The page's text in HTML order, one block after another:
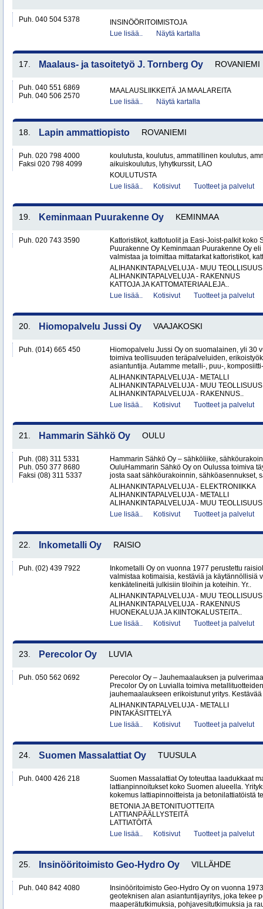
Puh. 040 504 5378
INSINÖÖRITOIMISTOJA
Lue lisää..
Näytä kartalla
17. Maalaus- ja tasoitetyö J. Tornberg Oy ROVANIEMI
Puh. 040 551 6869
Puh. 040 506 2570
MAALAUSLIIKKEITÄ JA MAALAREITA
Lue lisää..
Näytä kartalla
18. Lapin ammattiopisto ROVANIEMI
Puh. 020 798 4000
Faksi 020 798 4099
koulutusta, koulutus, ammatillinen koulutus,
aikuiskoulutus, lyhytkurssit, LAO
KOULUTUSTA
Lue lisää..
Kotisivut Tuotteet ja palvelut
19. Keminmaan Puurakenne Oy KEMINMAA
Puh. 020 743 3590
Kattoristikot, kattotuolit ja Easi-Joist-palkit koko
Puurakenne Oy Keminmaan Puurakenne Oy
valmistaa ja toimittaa mittatarkat kattoristikot,
ALIHANKINTAPALVELUJA - MUU TEOLLISUUS
ALIHANKINTAPALVELUJA - RAKENNUS
KATTOJA JA KATTOMATERIAALEJA..
Lue lisää..
Kotisivut Tuotteet ja palvelut
20. Hiomopalvelu Jussi Oy VAAJAKOSKI
Puh. (014) 665 450
Hiomopalvelu Jussi Oy on suomalainen, yli 30
toimiva teollisuuden teräpalveluiden,
asiantuntija. Autamme metalli-, puu-,
ALIHANKINTAPALVELUJA - METALLI
ALIHANKINTAPALVELUJA - MUU TEOLLISUUS
ALIHANKINTAPALVELUJA - RAKENNUS..
Lue lisää..
Kotisivut Tuotteet ja palvelut
21. Hammarin Sähkö Oy OULU
Puh. (08) 311 5331
Puh. 050 377 8680
Faksi (08) 311 5337
Hammarin Sähkö Oy – sähköliike,
OuluHammarin Sähkö Oy on Oulussa toimiva
josta saat sähköurakoinnin, sähköasennukset,
ALIHANKINTAPALVELUJA - ELEKTRONIIKKA
ALIHANKINTAPALVELUJA - METALLI
ALIHANKINTAPALVELUJA - MUU
Lue lisää..
Kotisivut Tuotteet ja palvelut
22. Inkometalli Oy RAISIO
Puh. (02) 439 7922
Inkometalli Oy on vuonna 1977 perustettu
valmistaa kotimaisia, kestäviä ja käytännöllisiä
kenkätelineitä julkisiin tiloihin ja koteihin. Yr..
ALIHANKINTAPALVELUJA - MUU TEOLLISUUS
ALIHANKINTAPALVELUJA - RAKENNUS
HUONEKALUJA JA KIINTOKALUSTEITA..
Lue lisää..
Kotisivut Tuotteet ja palvelut
23. Perecolor Oy LUVIA
Puh. 050 562 0692
Perecolor Oy – Jauhemaalauksen ja
Precolor Oy on Luvialla toimiva
jauhemaalaukseen erikoistunut yritys.
ALIHANKINTAPALVELUJA - METALLI
PINTAKÄSITTELYÄ
Lue lisää..
Kotisivut Tuotteet ja palvelut
24. Suomen Massalattiat Oy TUUSULA
Puh. 0400 426 218
Suomen Massalattiat Oy toteuttaa laadukkaat
lattianpinnoitukset koko Suomen alueella.
kokemus lattiapinnoitteista ja betonilattiatöistä
BETONIA JA BETONITUOTTEITA
LATTIANPÄÄLLYSTEITÄ
LATTIATÖITÄ
Lue lisää..
Kotisivut Tuotteet ja palvelut
25. Insinööritoimisto Geo-Hydro Oy VILLÄHDE
Puh. 040 842 4080
Insinööritoimisto Geo-Hydro Oy on vuonna
geoteknisen alan asiantuntijayritys, joka tekee
maaperätutkimuksia, pohjavesitutkimuksia ja